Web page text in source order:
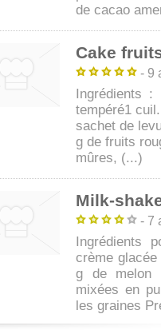
de cacao
Cake
- 9
Ingrédients
tempéré1
sachet de
g de fruits
mûres, (...)
Milk-
- 7
Ingrédients
crème
g de melon
mixées en
les graines